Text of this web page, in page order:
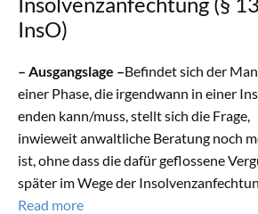
InsO)
– Ausgangslage –Befindet sich der
einer Phase, die irgendwann in einer
enden kann/muss, stellt sich die Frage,
inwieweit anwaltliche Beratung noch
ist, ohne dass die dafür geflossene
später im Wege der
Read more